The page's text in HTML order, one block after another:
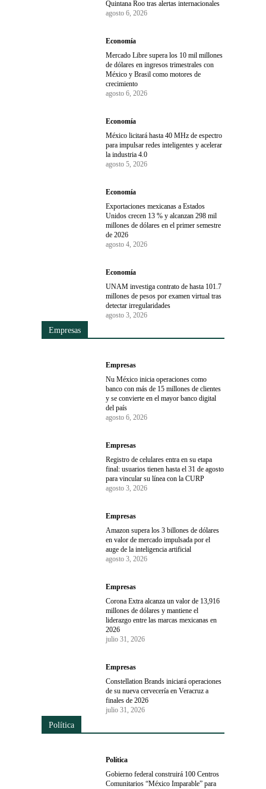
Quintana Roo tras alertas internacionales
agosto 6, 2026
Economía
Mercado Libre supera los 10 mil millones
de dólares en ingresos trimestrales con
México y Brasil como motores de
crecimiento
agosto 6, 2026
Economía
México licitará hasta 40 MHz de espectro
para impulsar redes inteligentes y acelerar
la industria 4.0
agosto 5, 2026
Economía
Exportaciones mexicanas a Estados
Unidos crecen 13 % y alcanzan 298 mil
millones de dólares en el primer semestre
de 2026
agosto 4, 2026
Economía
UNAM investiga contrato de hasta 101.7
millones de pesos por examen virtual tras
detectar irregularidades
agosto 3, 2026
Empresas
Empresas
Nu México inicia operaciones como
banco con más de 15 millones de clientes
y se convierte en el mayor banco digital
del país
agosto 6, 2026
Empresas
Registro de celulares entra en su etapa
final: usuarios tienen hasta el 31 de agosto
para vincular su línea con la CURP
agosto 3, 2026
Empresas
Amazon supera los 3 billones de dólares
en valor de mercado impulsada por el
auge de la inteligencia artificial
agosto 3, 2026
Empresas
Corona Extra alcanza un valor de 13,916
millones de dólares y mantiene el
liderazgo entre las marcas mexicanas en
2026
julio 31, 2026
Empresas
Constellation Brands iniciará operaciones
de su nueva cervecería en Veracruz a
finales de 2026
julio 31, 2026
Política
Política
Gobierno federal construirá 100 Centros
Comunitarios “México Imparable” para